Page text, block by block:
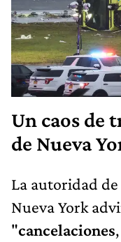
Un caos de
de Nueva
La autoridad
Nueva York
"cancelaciones